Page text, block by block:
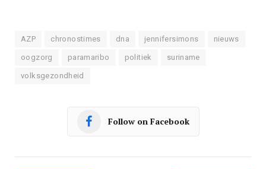
AZP chronostimes dna jennifersimons nieuws
oogzorg paramaribo politiek suriname
volksgezondheid
Follow on Facebook